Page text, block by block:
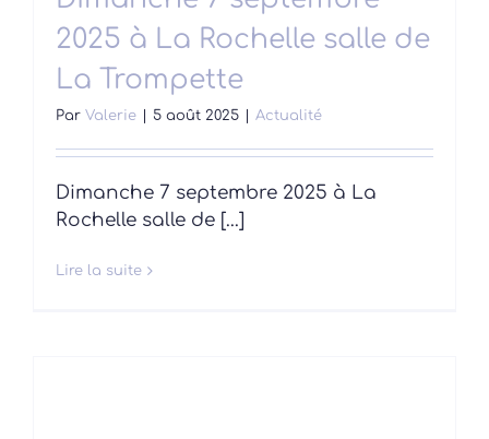
2025 à La Rochelle salle de
La Trompette
Par Valerie 5 août 2025 Actualité
Dimanche 7 septembre 2025 à La
Rochelle salle de [...]
Lire la suite